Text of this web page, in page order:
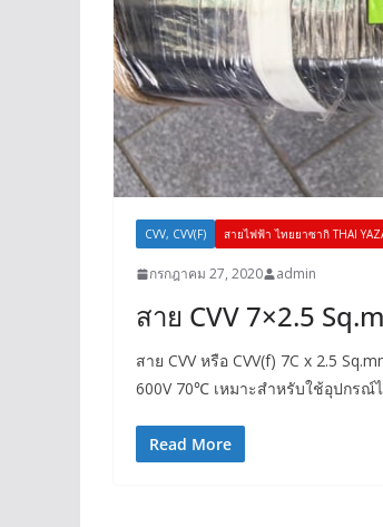
CVV, CVV(F) สายไฟฟ้า ไทยยาซากิ THAI
กรกฎาคม 27, 2020 admin
สาย CVV 7×2.5
สาย CVV หรือ CVV(f) 7C x 2.5
600V 70℃ เหมาะสำหรับใช้อุปกรณ์
Read More